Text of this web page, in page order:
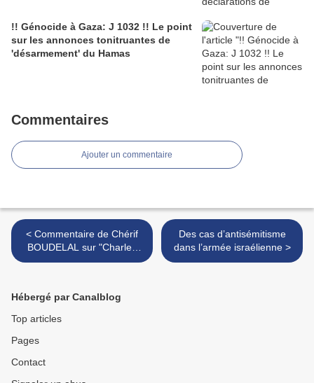
!! Génocide à Gaza: J 1032 !! Le point
sur les annonces tonitruantes de
'désarmement' du Hamas
Commentaires
Ajouter un commentaire
< Commentaire de Chérif
BOUDELAL sur "Charles
Enderlin, interviewer par
Des cas d’antisémitisme
dans l’armée israélienne >
Hébergé par Canalblog
Top articles
Pages
Contact